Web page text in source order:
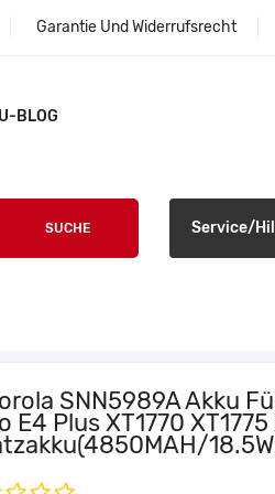
Garantie Und Widerrufsrecht
BLOG
SUCHE Service/
SNN5989A Akku
E4 Plus XT1770 XT1775